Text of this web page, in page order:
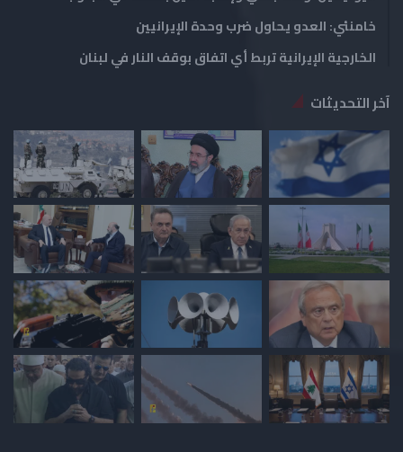
خامنئي: العدو يحاول ضرب وحدة الإيرانيين
الخارجية الإيرانية تربط أي اتفاق بوقف النار في لبنان
آخر التحديثات